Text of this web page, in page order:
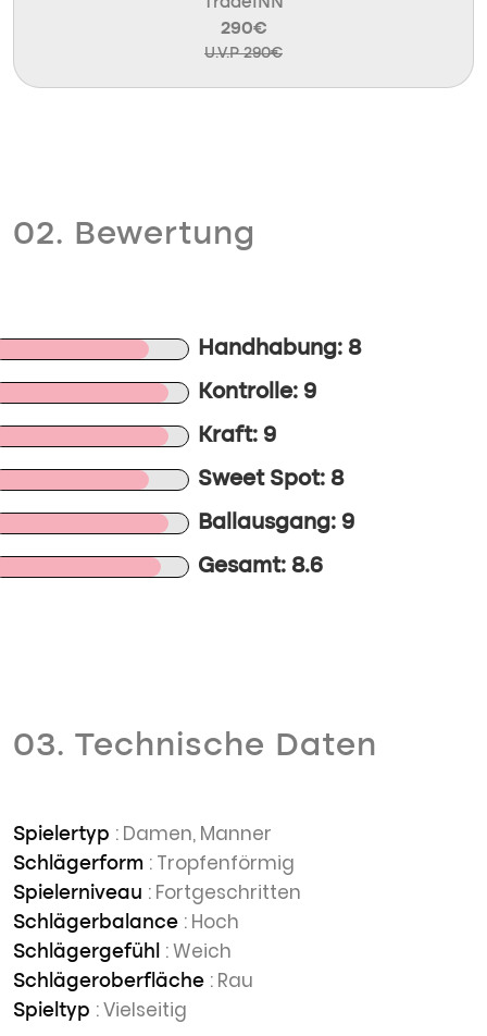
290€
U.V.P 290€
02. Bewertung
Handhabung: 8
Kontrolle: 9
Kraft: 9
Sweet Spot: 8
Ballausgang: 9
Gesamt: 8.6
03. Technische Daten
Spielertyp : Damen, Manner
Schlägerform : Tropfenförmig
Spielerniveau : Fortgeschritten
Schlägerbalance : Hoch
Schlägergefühl : Weich
Schlägeroberfläche : Rau
Spieltyp : Vielseitig